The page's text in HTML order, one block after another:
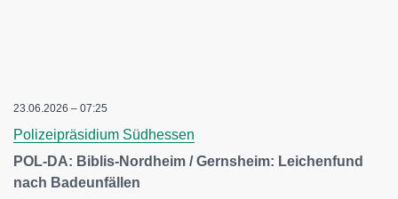
23.06.2026 – 07:25
Polizeipräsidium Südhessen
POL-DA: Biblis-Nordheim / Gernsheim: Leichenfund
nach Badeunfällen